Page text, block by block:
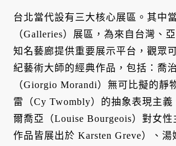
台北當代設有三大核心展區。其中
（Galleries）展區，為來自台灣、
知名藝廊提供重要展示平台，觀眾
紀藝術大師的經典作品，包括：喬
（Giorgio Morandi）無可比擬的靜
雷（Cy Twombly）的抽象表現主義
爾喬亞（Louise Bourgeois）對女
作品皆展出於 Karsten Greve）、湯